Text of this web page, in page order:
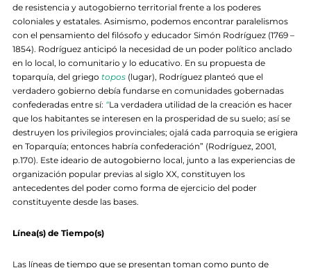
de resistencia y autogobierno territorial frente a los poderes
coloniales y estatales. Asimismo, podemos encontrar paralelismos
con el pensamiento del filósofo y educador Simón Rodríguez (1769 –
1854). Rodríguez anticipó la necesidad de un poder político anclado
en lo local, lo comunitario y lo educativo. En su propuesta de
toparquía, del griego topos (lugar), Rodríguez planteó que el
verdadero gobierno debía fundarse en comunidades gobernadas
confederadas entre sí: “La verdadera utilidad de la creación es hacer
que los habitantes se interesen en la prosperidad de su suelo; así se
destruyen los privilegios provinciales; ojalá cada parroquia se erigiera
en Toparquía; entonces habría confederación” (Rodríguez, 2001,
p.170). Este ideario de autogobierno local, junto a las experiencias de
organización popular previas al siglo XX, constituyen los
antecedentes del poder como forma de ejercicio del poder
constituyente desde las bases.
Línea(s) de Tiempo(s)
Las líneas de tiempo que se presentan toman como punto de